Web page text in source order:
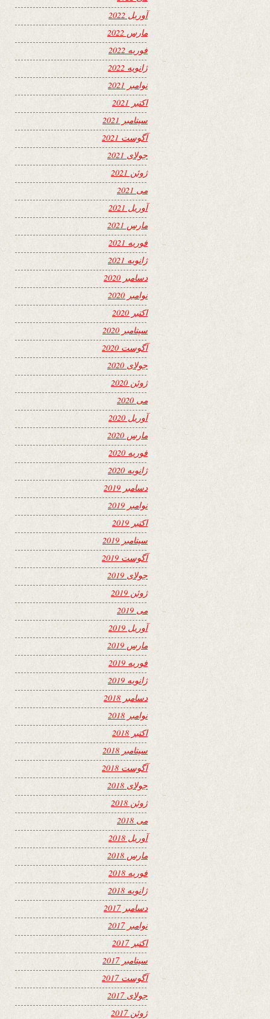
آوریل 2022
مارس 2022
فوریه 2022
ژانویه 2022
نوامبر 2021
اکتبر 2021
سپتامبر 2021
آگوست 2021
جولای 2021
ژوئن 2021
می 2021
آوریل 2021
مارس 2021
فوریه 2021
ژانویه 2021
دسامبر 2020
نوامبر 2020
اکتبر 2020
سپتامبر 2020
آگوست 2020
جولای 2020
ژوئن 2020
می 2020
آوریل 2020
مارس 2020
فوریه 2020
ژانویه 2020
دسامبر 2019
نوامبر 2019
اکتبر 2019
سپتامبر 2019
آگوست 2019
جولای 2019
ژوئن 2019
می 2019
آوریل 2019
مارس 2019
فوریه 2019
ژانویه 2019
دسامبر 2018
نوامبر 2018
اکتبر 2018
سپتامبر 2018
آگوست 2018
جولای 2018
ژوئن 2018
می 2018
آوریل 2018
مارس 2018
فوریه 2018
ژانویه 2018
دسامبر 2017
نوامبر 2017
اکتبر 2017
سپتامبر 2017
آگوست 2017
جولای 2017
ژوئن 2017